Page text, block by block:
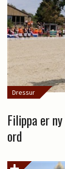
Dressur
Filippa er
ord